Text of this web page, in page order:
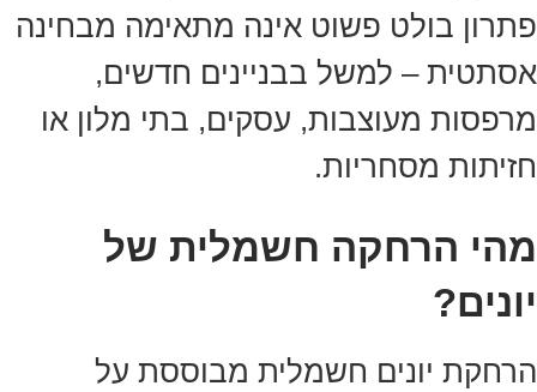
פתרון בולט פשוט אינה מתאימה מבחינה
אסתטית – למשל בבניינים חדשים,
מרפסות מעוצבות, עסקים, בתי מלון או
חזיתות מסחריות.
מהי הרחקה חשמלית של
יונים?
הרחקת יונים חשמלית מבוססת על